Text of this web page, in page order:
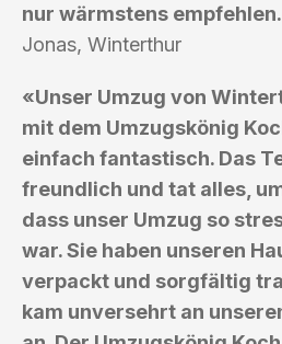
nur wärmstens
Jonas, Winterthur
«Unser Umzug von
mit dem Umzugskönig
einfach fantastisch. Das
freundlich und tat alles,
dass unser Umzug so
war. Sie haben unseren
verpackt und sorgfältig
kam unversehrt an